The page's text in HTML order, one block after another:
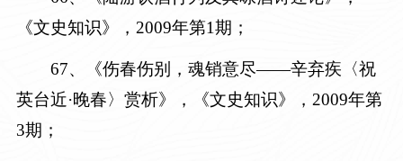
《文史知识》， 2009年第1期 ；
67、《伤春伤别，魂销意尽——辛弃疾 〈祝
英台近·晚春〉 赏析》
，《文史知识》，2009年第
3期 ；